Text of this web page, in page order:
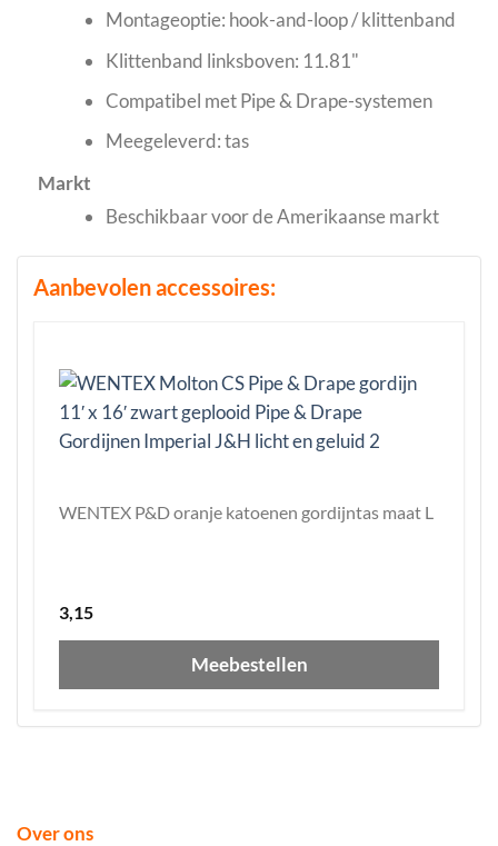
Montageoptie: hook-and-loop / klittenband
Klittenband linksboven: 11.81"
Compatibel met Pipe & Drape-systemen
Meegeleverd: tas
Markt
Beschikbaar voor de Amerikaanse markt
Aanbevolen accessoires:
WENTEX P&D oranje katoenen gordijntas maat L
3,15
Meebestellen
Over ons